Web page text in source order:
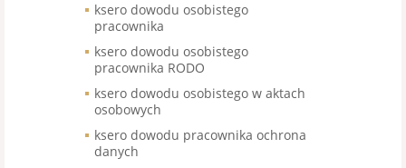
ksero dowodu osobistego
pracownika
ksero dowodu osobistego
pracownika RODO
ksero dowodu osobistego w aktach
osobowych
ksero dowodu pracownika ochrona
danych